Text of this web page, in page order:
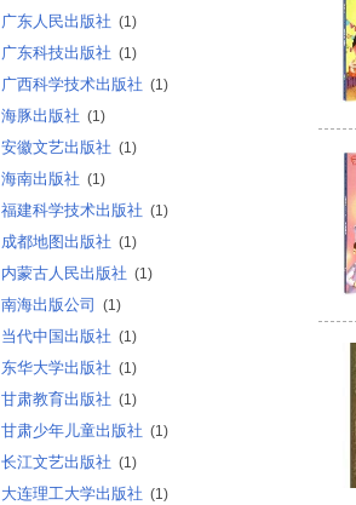
广东人民出版社 (1)
广东科技出版社 (1)
广西科学技术出版社 (1)
海豚出版社 (1)
安徽文艺出版社 (1)
海南出版社 (1)
福建科学技术出版社 (1)
成都地图出版社 (1)
内蒙古人民出版社 (1)
南海出版公司 (1)
当代中国出版社 (1)
东华大学出版社 (1)
甘肃教育出版社 (1)
甘肃少年儿童出版社 (1)
长江文艺出版社 (1)
大连理工大学出版社 (1)